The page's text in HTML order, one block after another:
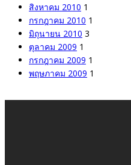
สิงหาคม 2010 1
กรกฎาคม 2010 1
มิถุนายน 2010 3
ตุลาคม 2009 1
กรกฎาคม 2009 1
พฤษภาคม 2009 1